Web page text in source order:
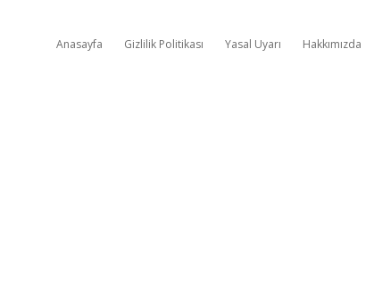
Anasayfa Gizlilik Politikası Yasal Uyarı Hakkımızda